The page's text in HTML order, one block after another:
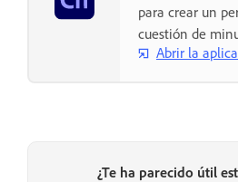
para crear un
cuestión de
Abrir la
¿Te ha parecido útil